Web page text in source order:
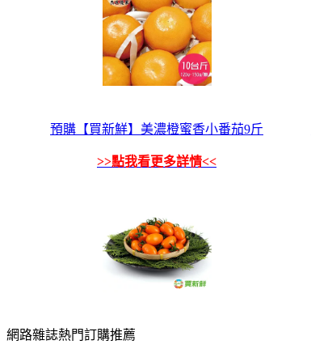
預購【買新鮮】美濃橙蜜香小番茄9斤
>>點我看更多詳情<<
網路雜誌熱門訂購推薦